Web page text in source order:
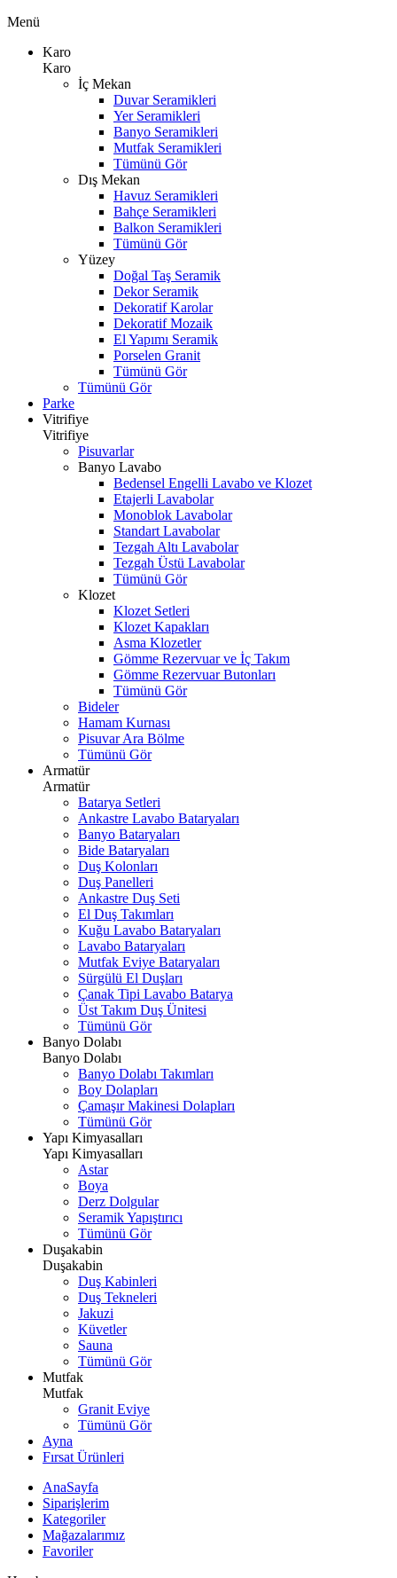
Menü
Karo
Karo
İç Mekan
Duvar Seramikleri
Yer Seramikleri
Banyo Seramikleri
Mutfak Seramikleri
Tümünü Gör
Dış Mekan
Havuz Seramikleri
Bahçe Seramikleri
Balkon Seramikleri
Tümünü Gör
Yüzey
Doğal Taş Seramik
Dekor Seramik
Dekoratif Karolar
Dekoratif Mozaik
El Yapımı Seramik
Porselen Granit
Tümünü Gör
Tümünü Gör
Parke
Vitrifiye
Vitrifiye
Pisuvarlar
Banyo Lavabo
Bedensel Engelli Lavabo ve Klozet
Etajerli Lavabolar
Monoblok Lavabolar
Standart Lavabolar
Tezgah Altı Lavabolar
Tezgah Üstü Lavabolar
Tümünü Gör
Klozet
Klozet Setleri
Klozet Kapakları
Asma Klozetler
Gömme Rezervuar ve İç Takım
Gömme Rezervuar Butonları
Tümünü Gör
Bideler
Hamam Kurnası
Pisuvar Ara Bölme
Tümünü Gör
Armatür
Armatür
Batarya Setleri
Ankastre Lavabo Bataryaları
Banyo Bataryaları
Bide Bataryaları
Duş Kolonları
Duş Panelleri
Ankastre Duş Seti
El Duş Takımları
Kuğu Lavabo Bataryaları
Lavabo Bataryaları
Mutfak Eviye Bataryaları
Sürgülü El Duşları
Çanak Tipi Lavabo Batarya
Üst Takım Duş Ünitesi
Tümünü Gör
Banyo Dolabı
Banyo Dolabı
Banyo Dolabı Takımları
Boy Dolapları
Çamaşır Makinesi Dolapları
Tümünü Gör
Yapı Kimyasalları
Yapı Kimyasalları
Astar
Boya
Derz Dolgular
Seramik Yapıştırıcı
Tümünü Gör
Duşakabin
Duşakabin
Duş Kabinleri
Duş Tekneleri
Jakuzi
Küvetler
Sauna
Tümünü Gör
Mutfak
Mutfak
Granit Eviye
Tümünü Gör
Ayna
Fırsat Ürünleri
AnaSayfa
Siparişlerim
Kategoriler
Mağazalarımız
Favoriler